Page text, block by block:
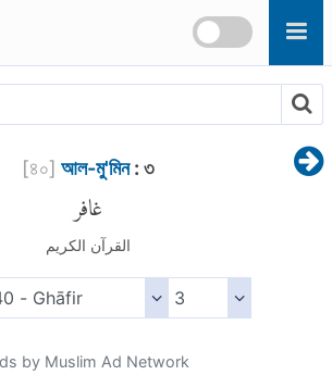
[৪০] আল-মু'মিন: ৩
غافر
القرآن الكريم
by Muslim Ad Network